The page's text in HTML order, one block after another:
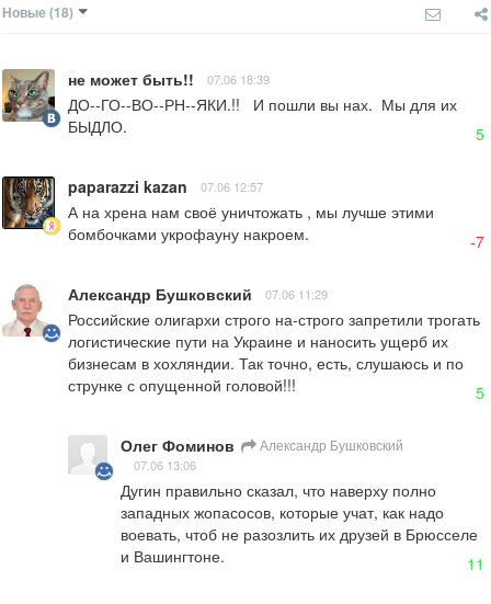
Новые (18)
не может быть!! 07.06 18:39
ДО--ГО--ВО--РН--ЯКИ.!!   И пошли вы нах.  Мы для их
БЫДЛО.
5
paparazzi kazan 07.06 12:57
А на хрена нам своё уничтожать , мы лучше этими
бомбочками укрофауну накроем.
-7
Александр Бушковский 07.06 11:29
Российские олигархи строго на-строго запретили трогать
логистические пути на Украине и наносить ущерб их
бизнесам в хохляндии. Так точно, есть, слушаюсь и по
струнке с опущенной головой!!!
5
Олег Фоминов Александр Бушковский
07.06 13:06
Дугин правильно сказал, что наверху полно
западных жопасосов, которые учат, как надо
воевать, чтоб не разозлить их друзей в Брюсселе
и Вашингтоне.
11